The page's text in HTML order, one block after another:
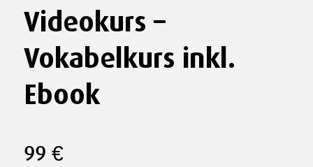
Videokurs –
Vokabelkurs inkl.
Ebook
99 €